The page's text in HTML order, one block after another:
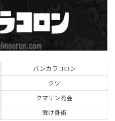
バンカラコロン
クツ
クマサン商会
受け身術